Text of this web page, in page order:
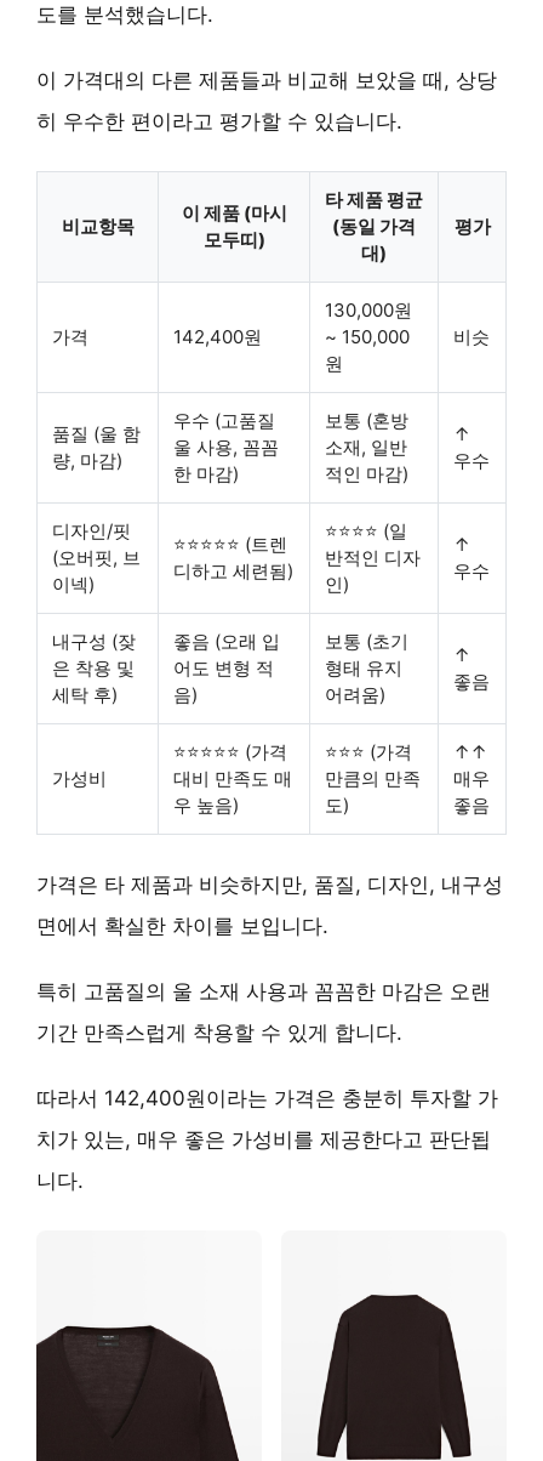
도를 분석했습니다.
이 가격대의 다른 제품들과 비교해 보았을 때, 상당
히 우수한 편이라고 평가할 수 있습니다.
비교항목
이 제품 (마시
모두띠)
타 제품 평균
(동일 가격
대)
평가
가격 142,400원
130,000원
~ 150,000
원
비슷
품질 (울 함
량, 마감)
우수 (고품질
울 사용, 꼼꼼
한 마감)
보통 (혼방
소재, 일반
적인 마감)
↑
우수
디자인/핏
(오버핏, 브
이넥)
⭐⭐⭐⭐⭐ (트렌
디하고 세련됨)
⭐⭐⭐⭐ (일
반적인 디자
인)
↑
우수
내구성 (잦
은 착용 및
세탁 후)
좋음 (오래 입
어도 변형 적
음)
보통 (초기
형태 유지
어려움)
↑
좋음
가성비
⭐⭐⭐⭐⭐ (가격
대비 만족도 매
우 높음)
⭐⭐⭐ (가격
만큼의 만족
도)
↑↑
매우
좋음
가격은 타 제품과 비슷하지만, 품질, 디자인, 내구성
면에서 확실한 차이를 보입니다.
특히 고품질의 울 소재 사용과 꼼꼼한 마감은 오랜
기간 만족스럽게 착용할 수 있게 합니다.
따라서 142,400원이라는 가격은 충분히 투자할 가
치가 있는, 매우 좋은 가성비를 제공한다고 판단됩
니다.